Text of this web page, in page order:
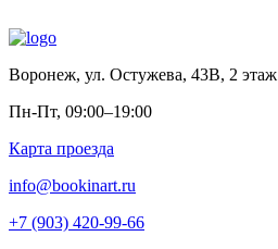
Воронеж, ул. Остужева, 43В, 2 этаж
Пн-Пт, 09:00–19:00
Карта проезда
info@bookinart.ru
+7 (903) 420-99-66